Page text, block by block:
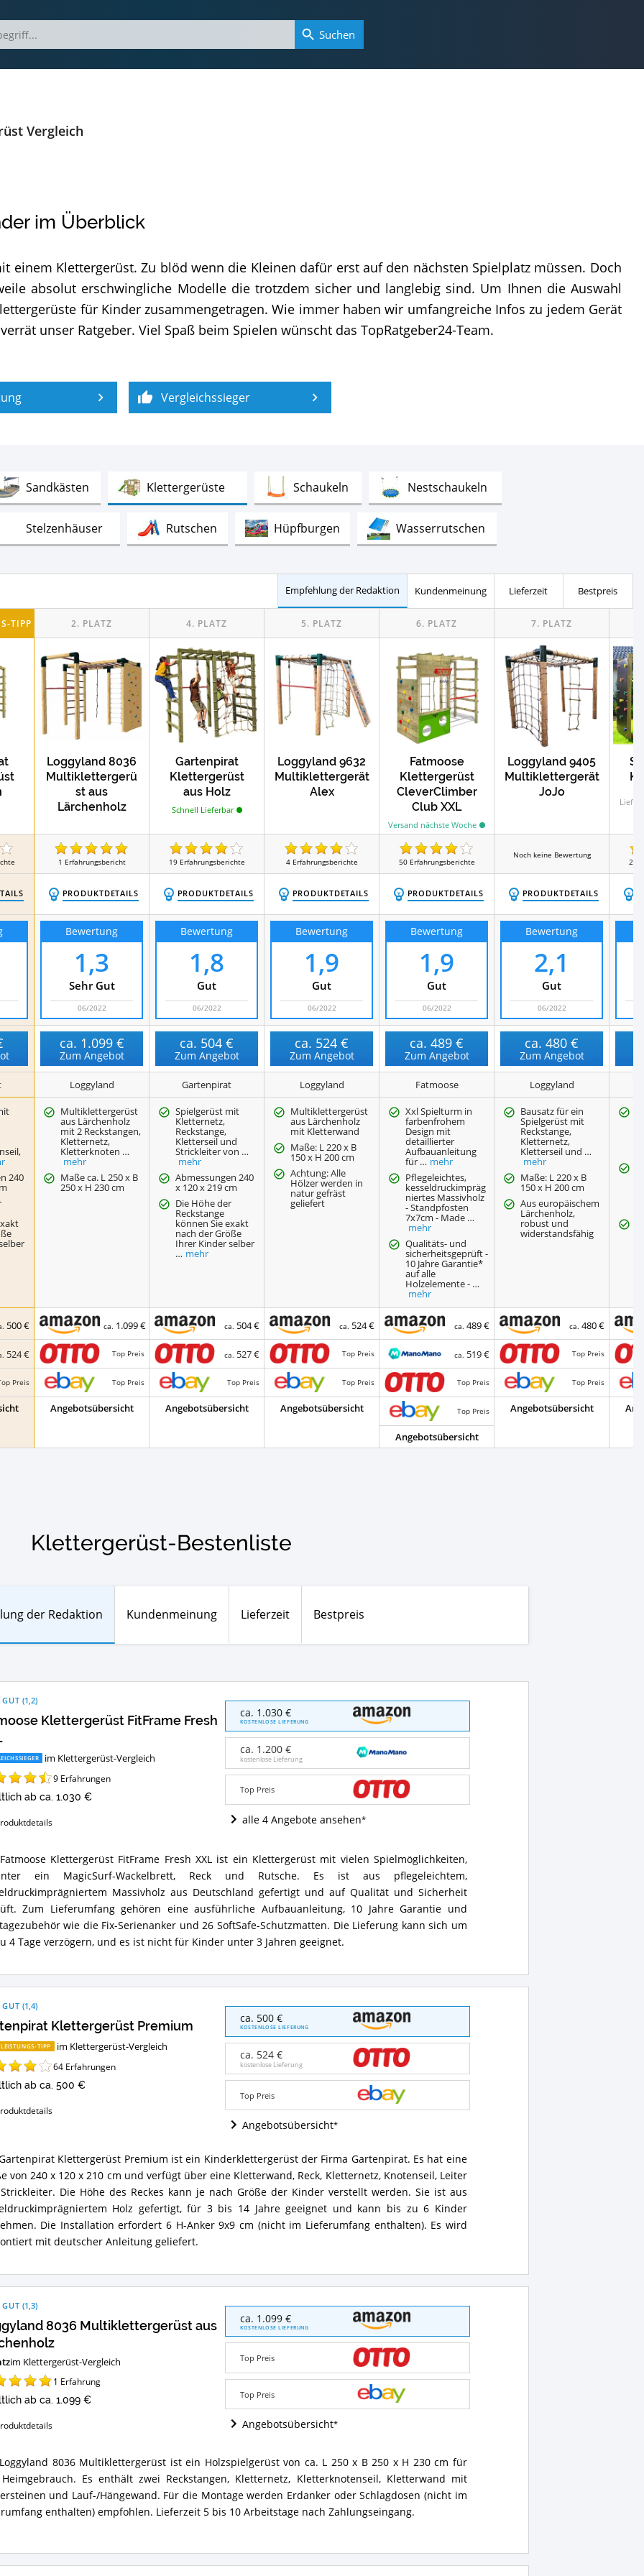
Vergleich
im Überblick
einem Klettergerüst. Zu blöd wenn die Kleinen dafür erst auf den nächsten Spielplatz müssen. Doch
absolut erschwingliche Modelle die trotzdem sicher und langlebig sind. Um Ihnen die Auswahl
für Kinder zusammengetragen. Wie immer haben wir umfangreiche Infos zu jedem Gerät
unser Ratgeber. Viel Spaß beim Spielen wünscht das TopRatgeber24-Team.
Vergleichssieger
Sandkästen KlettergerüsteTest Schaukeln Nestschaukeln
StelzenhäuserTest Rutschen Hüpfburgen Wasserrutschen
Empfehlung der Redaktion Kundenmeinung Lieferzeit Bestpreis
Loggyland 8036
Multiklettergerü
st aus
Lärchenholz
Gartenpirat
Klettergerüst
aus Holz
Schnell Lieferbar
Loggyland 9632
Multiklettergerät
Alex
Fatmoose
Klettergerüst
CleverClimber
Club XXL
Versand nächste Woche
Loggyland 9405
Multiklettergerät
JoJo
1 Erfahrungsbericht 19 Erfahrungsberichte 4 Erfahrungsberichte 50 Erfahrungsberichte
Noch keine Bewertung
27
PRODUKTDETAILS PRODUKTDETAILS PRODUKTDETAILS PRODUKTDETAILS PRODUKTDETAILS
Bewertung
1,3
Sehr Gut
06/2022
Bewertung
1,8
Gut
06/2022
Bewertung
1,9
Gut
06/2022
Bewertung
1,9
Gut
06/2022
Bewertung
2,1
Gut
06/2022
ca. 1.099 €
Zum Angebot
ca. 504 €
Zum Angebot
ca. 524 €
Zum Angebot
ca.489 €
Zum Angebot
ca.480 €
Zum Angebot
Loggyland Gartenpirat Loggyland Fatmoose Loggyland
240
Multiklettergerüst
aus Lärchenholz
mit 2 Reckstangen,
Kletternetz,
Kletterknoten …
mehr
Maße ca. L 250 x B
250 x H 230 cm
Spielgerüst mit
Kletternetz,
Reckstange,
Kletterseil und
Strickleiter von …
mehr
Abmessungen 240
x 120 x 219 cm
Die Höhe der
Reckstange
können Sie exakt
nach der Größe
Ihrer Kinder selber
… mehr
Multiklettergerüst
aus Lärchenholz
mit Kletterwand
Maße: L 220 x B
150 x H 200 cm
Achtung: Alle
Hölzer werden in
natur gefräst
geliefert
Xxl Spielturm in
farbenfrohem
Design mit
detaillierter
Aufbauanleitung
für … mehr
Pflegeleichtes,
kesseldruckimpräg
niertes Massivholz
- Standpfosten
7x7cm - Made …
mehr
Qualitäts- und
sicherheitsgeprüft -
10 Jahre Garantie*
auf alle
Holzelemente - …
mehr
Bausatz für ein
Spielgerüst mit
Reckstange,
Kletternetz,
Kletterseil und …
mehr
Maße: L 220 x B
150 x H 200 cm
Aus europäischem
Lärchenholz,
robust und
widerstandsfähig
500 €
524 €
Preis
ca. 1.099 €
Top Preis
Top Preis
Angebotsübersicht
ca. 504 €
ca. 527 €
Top Preis
Angebotsübersicht
ca. 524 €
Top Preis
Top Preis
Angebotsübersicht
ca.489 €
ca. 519 €
Top Preis
Top Preis
Angebotsübersicht
ca.480 €
Top Preis
Top Preis
Angebotsübersicht
Klettergerüst-Bestenliste
der Redaktion Kundenmeinung Lieferzeit Bestpreis
Klettergerüst FitFrame Fresh
GUT (1,2)
im Klettergerüst-Vergleich
9 Erfahrungen
ab ca. 1.030 €
Klettergerüst
FitFrame
Fresh
XXL
Angebote:
Klettergerüst
ca. 1.030 €
KOSTENLOSE LIEFERUNG
ca. 1.200 €
kostenlose Lieferung
Top Preis
alle 4 Angebote ansehen
Klettergerüst FitFrame Fresh XXL ist ein Klettergerüst mit vielen Spielmöglichkeiten,
ein MagicSurf-Wackelbrett, Reck und Rutsche. Es ist aus pflegeleichtem,
Massivholz aus Deutschland gefertigt und auf Qualität und Sicherheit
Zum Lieferumfang gehören eine ausführliche Aufbauanleitung, 10 Jahre Garantie und
wie die Fix-Serienanker und 26 SoftSafe-Schutzmatten. Die Lieferung kann sich um
4 Tage verzögern, und es ist nicht für Kinder unter 3 Jahren geeignet.
Klettergerüst Premium
GUT (1,4)
LEISTUNGS-TIPP im Klettergerüst-Vergleich
64 Erfahrungen
ab ca. 500 €
Klettergerüst
Premium
Angebote:
ist
Klettergerüst
ca. 500 €
KOSTENLOSE LIEFERUNG
ca. 524 €
kostenlose Lieferung
Top Preis
Angebotsübersicht
Klettergerüst Premium ist ein Kinderklettergerüst der Firma Gartenpirat. Es hat eine
von 240 x 120 x 210 cm und verfügt über eine Kletterwand, Reck, Kletternetz, Knotenseil, Leiter
Die Höhe des Reckes kann je nach Größe der Kinder verstellt werden. Sie ist aus
Holz gefertigt, für 3 bis 14 Jahre geeignet und kann bis zu 6 Kinder
Die Installation erfordert 6 H-Anker 9x9 cm (nicht im Lieferumfang enthalten). Es wird
mit deutscher Anleitung geliefert.
8036 Multiklettergerüst aus
GUT (1,3)
im Klettergerüst-Vergleich
1 Erfahrung
ab ca. 1.099 €
8036
Multiklettergerüst
Lärchenholz
Angebote:
Wo
Klettergerüst
ca. 1.099 €
KOSTENLOSE LIEFERUNG
Top Preis
Top Preis
Angebotsübersicht
8036 Multiklettergerüst ist ein Holzspielgerüst von ca. L 250 x B 250 x H 230 cm für
Es enthält zwei Reckstangen, Kletternetz, Kletterknotenseil, Kletterwand mit
und Lauf-/Hängewand. Für die Montage werden Erdanker oder Schlagdosen (nicht im
enthalten) empfohlen. Lieferzeit 5 bis 10 Arbeitstage nach Zahlungseingang.
Suchen